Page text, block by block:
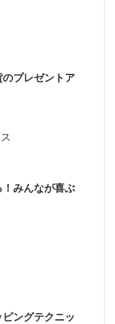
プレゼントア
みんなが喜ぶ
ングテクニッ